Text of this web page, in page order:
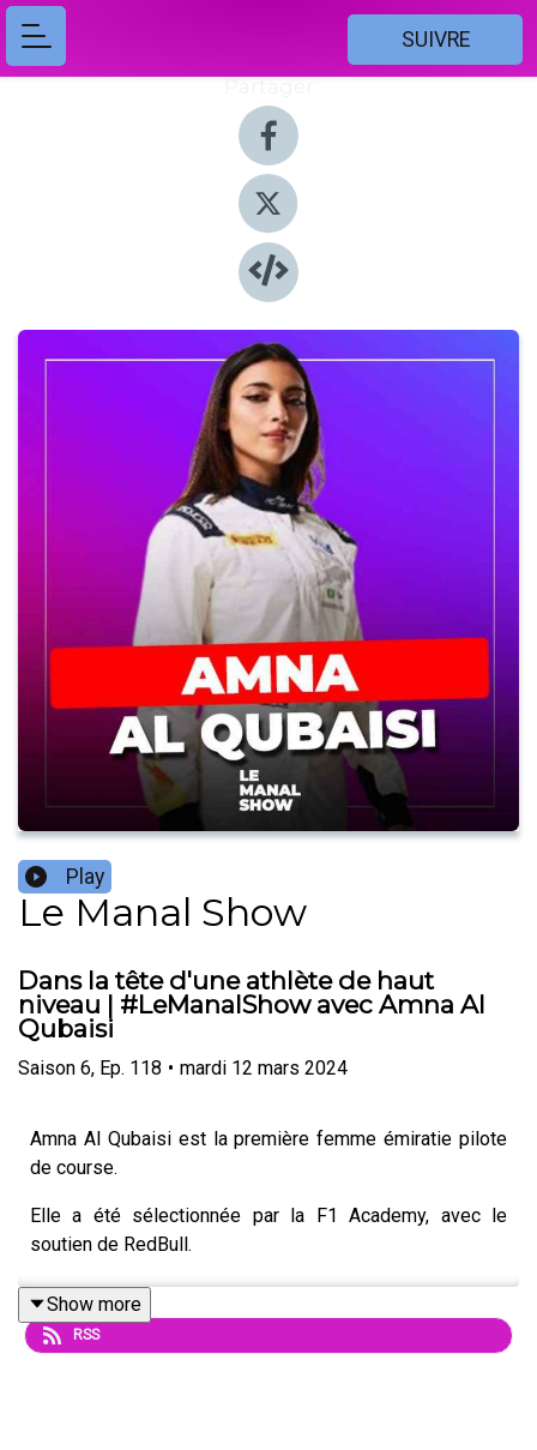
SUIVRE
Play
Le Manal Show
Dans la tête d'une athlète de haut
niveau | #LeManalShow avec Amna Al
Qubaisi
Saison 6, Ep. 118 • mardi 12 mars 2024
Amna Al Qubaisi est la première femme émiratie pilote
de course.
Elle a été sélectionnée par la F1 Academy, avec le
soutien de RedBull.
Website :
Show more
RSS